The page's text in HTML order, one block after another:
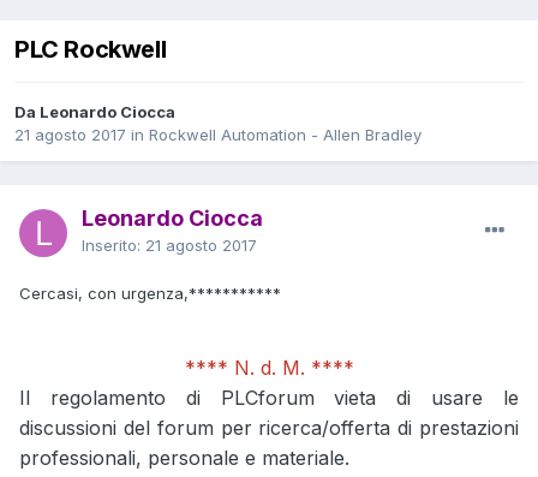
PLC Rockwell
Da Leonardo Ciocca
21 agosto 2017 in Rockwell Automation - Allen Bradley
Leonardo Ciocca
Inserito: 21 agosto 2017
Cercasi, con urgenza,***********
**** N. d. M. ****
Il regolamento di PLCforum vieta di usare le
discussioni del forum per ricerca/offerta di prestazioni
professionali, personale e materiale.